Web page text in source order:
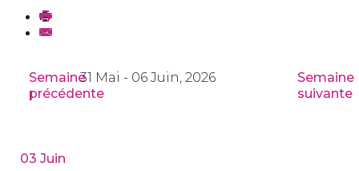
Semaine
précédente
31 Mai - 06 Juin, 2026
Semaine
suivante
03 Juin